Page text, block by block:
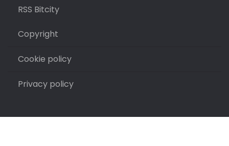
RSS Bitcity
Copyright
Cookie policy
Privacy policy